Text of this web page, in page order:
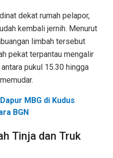
dekat rumah pelapor,
kembali jernih. Menurut
limbah tersebut
pekat terpantau mengalir
pukul 15.30 hingga
MBG di Kudus
BGN
Tinja dan Truk